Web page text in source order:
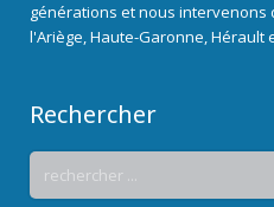
générations et nous intervenons
l'Ariège, Haute-Garonne, Hérault
Rechercher